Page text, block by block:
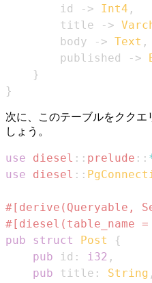
        id
-> Int4 ,
        title
->
        body
-> Text ,
        published
->
}
}
次に、このテーブルをククエ
しょう。
use diesel :: prelude ::
use
diesel ::
#[derive(Queryable,
#[diesel(table_name
pub
struct Post
{
pub id : i32 ,
pub title : String ,